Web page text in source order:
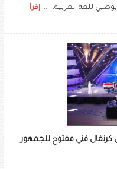
للغة العربية، ..... إقرأ
كرنفال فني مفتوح للجمهور